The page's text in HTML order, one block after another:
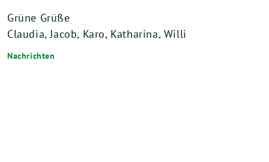
Grüne Grüße
Claudia, Jacob, Karo, Katharina, Willi
Nachrichten